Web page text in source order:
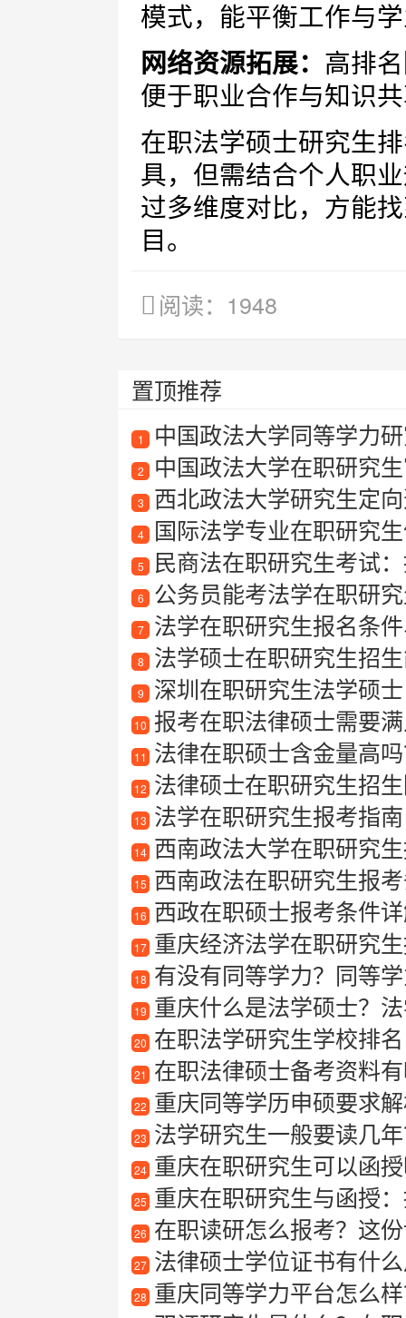
模式，能平衡工作与
网络资源拓展： 高排
便于职业合作与知识
在职法学硕士研究生
具，但需结合个人职
过多维度对比，方能
目。
阅读：1948
置顶推荐
1 中国政法大学同等学力
2 中国政法大学在职研究
3 西北政法大学研究生定
4 国际法学专业在职研究生值
5 民商法在职研究生考试
6 公务员能考法学在职研
7 法学在职研究生报名条
8 法学硕士在职研究生招
9 深圳在职研究生法学硕士
10 报考在职法律硕士需要
11 法律在职硕士含金量高
12 法律硕士在职研究生招
13 法学在职研究生报考指
14 西南政法大学在职研究生报
15 西南政法在职研究生报
16 西政在职硕士报考条件
17 重庆经济法学在职研究生
18 有没有同等学力？同等
19 重庆什么是法学硕士？
20 在职法学研究生学校排名
21 在职法律硕士备考资料
22 重庆同等学历申硕要求
23 法学研究生一般要读几
24 重庆在职研究生可以函
25 重庆在职研究生与函授
26 在职读研怎么报考？这
27 法律硕士学位证书有什么
28 重庆同等学力平台怎么样